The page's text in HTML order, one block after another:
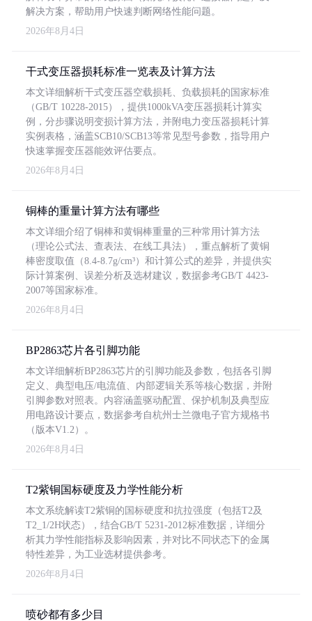
解决方案，帮助用户快速判断网络性能问题。
2026年8月4日
干式变压器损耗标准一览表及计算方法
本文详细解析干式变压器空载损耗、负载损耗的国家标准
（GB/T 10228-2015），提供1000kVA变压器损耗计算实
例，分步骤说明变损计算方法，并附电力变压器损耗计算
实例表格，涵盖SCB10/SCB13等常见型号参数，指导用户
快速掌握变压器能效评估要点。
2026年8月4日
铜棒的重量计算方法有哪些
本文详细介绍了铜棒和黄铜棒重量的三种常用计算方法
（理论公式法、查表法、在线工具法），重点解析了黄铜
棒密度取值（8.4-8.7g/cm³）和计算公式的差异，并提供实
际计算案例、误差分析及选材建议，数据参考GB/T 4423-
2007等国家标准。
2026年8月4日
BP2863芯片各引脚功能
本文详细解析BP2863芯片的引脚功能及参数，包括各引脚
定义、典型电压/电流值、内部逻辑关系等核心数据，并附
引脚参数对照表。内容涵盖驱动配置、保护机制及典型应
用电路设计要点，数据参考自杭州士兰微电子官方规格书
（版本V1.2）。
2026年8月4日
T2紫铜国标硬度及力学性能分析
本文系统解读T2紫铜的国标硬度和抗拉强度（包括T2及
T2_1/2H状态），结合GB/T 5231-2012标准数据，详细分
析其力学性能指标及影响因素，并对比不同状态下的金属
特性差异，为工业选材提供参考。
2026年8月4日
喷砂都有多少目